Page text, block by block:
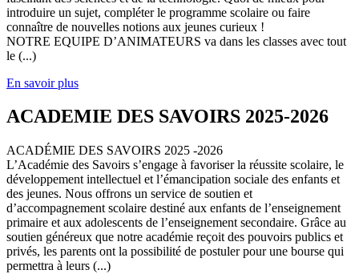
introduire un sujet, compléter le programme scolaire ou faire
connaître de nouvelles notions aux jeunes curieux !
NOTRE EQUIPE D’ANIMATEURS va dans les classes avec tout
le (...)
En savoir plus
ACADEMIE DES SAVOIRS 2025-2026
ACADÉMIE DES SAVOIRS 2025 -2026
L’Académie des Savoirs s’engage à favoriser la réussite scolaire, le
développement intellectuel et l’émancipation sociale des enfants et
des jeunes. Nous offrons un service de soutien et
d’accompagnement scolaire destiné aux enfants de l’enseignement
primaire et aux adolescents de l’enseignement secondaire. Grâce au
soutien généreux que notre académie reçoit des pouvoirs publics et
privés, les parents ont la possibilité de postuler pour une bourse qui
permettra à leurs (...)